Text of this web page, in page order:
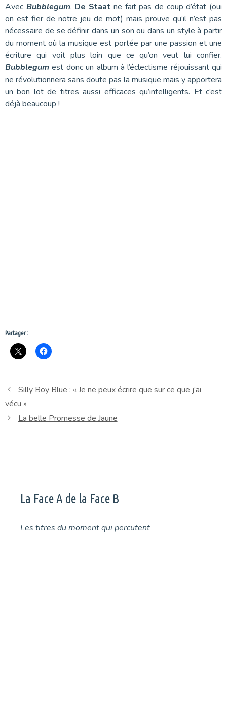
Avec Bubblegum, De Staat ne fait pas de coup d’état (oui
on est fier de notre jeu de mot) mais prouve qu’il n’est pas
nécessaire de se définir dans un son ou dans un style à partir
du moment où la musique est portée par une passion et une
écriture qui voit plus loin que ce qu’on veut lui confier.
Bubblegum est donc un album à l’éclectisme réjouissant qui
ne révolutionnera sans doute pas la musique mais y apportera
un bon lot de titres aussi efficaces qu’intelligents. Et c’est
déjà beaucoup !
Partager :
Silly Boy Blue : « Je ne peux écrire que sur ce que j’ai
vécu »
La belle Promesse de Jaune
La Face A de la Face B
Les titres du moment qui percutent